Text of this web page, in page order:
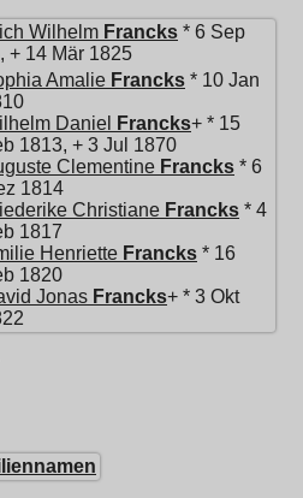
Wilhelm Francks * 6 Sep
+ 14 Mär 1825
Amalie Francks * 10 Jan
Daniel
Francks+ * 15
1813, + 3 Jul 1870
Clementine Francks * 6
1814
Christiane Francks * 4
1817
Henriette Francks * 16
1820
Jonas Francks+ * 3 Okt